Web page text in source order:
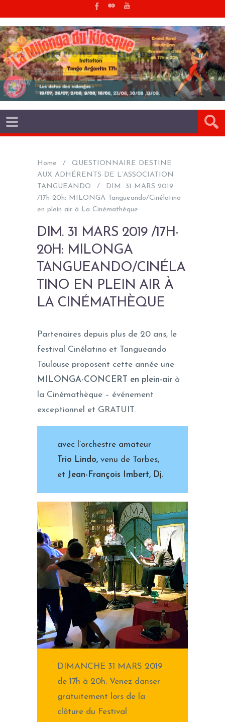
Home
QUESTIONNAIRE DESTINE
AUX ADHÉRENTS DE L’ASSOCIATION
TANGUEANDO
DIM. 31 MARS 2019
/17h-20h: MILONGA Tangueando/Cinélatino
en plein air à La Cinémathèque
DIM. 31 MARS 2019 /17H-
20H: MILONGA
TANGUEANDO/CINÉLA
TINO EN PLEIN AIR À
LA CINÉMATHÈQUE
Partenaires depuis plus de 20 ans, le
festival Cinélatino et Tangueando
Toulouse proposent cette année une
MILONGA-CONCERT en plein-air à
la Cinémathèque – événement
exceptionnel et GRATUIT.
avec l’orchestre amateur
Trio Lindo, venu de Tarbes,
et Jean-François Imbert, Dj.
DIMANCHE 31 MARS 2019
de 17h à 20h: Venez danser
gratuitement lors de la
clôture du Festival